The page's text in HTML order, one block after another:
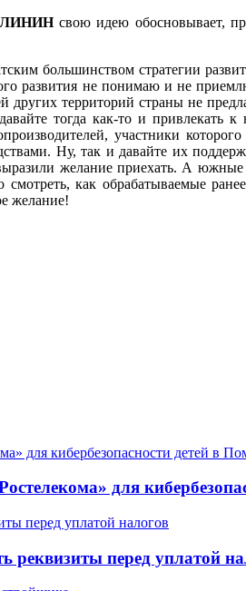
свою идею обосновывает,
большинством стратегии
развития не понимаю и не
других территорий страны не
тогда как-то и
участники
Ну, так и давайте их
желание приехать. А
как обрабатываемые
желание!
для
реквизиты перед уплатой